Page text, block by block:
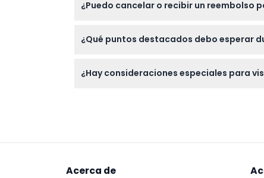
explorará tanto el salón principal como las
¿Puedo cancelar o recibir un reembolso
definitivos antes de reservar.
¿Qué puntos destacados debo esperar
famosas como Víctor Hugo y Marie Curie,
¿Hay consideraciones especiales para
Acerca de